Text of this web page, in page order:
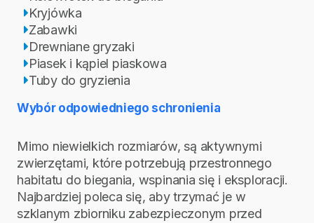
Kryjówka
Zabawki
Drewniane gryzaki
Piasek i kąpiel piaskowa
Tuby do gryzienia
Wybór odpowiedniego schronienia
Mimo niewielkich rozmiarów, są aktywnymi
zwierzętami, które potrzebują przestronnego
habitatu do biegania, wspinania się i eksploracji.
Najbardziej poleca się, aby trzymać je w
szklanym zbiorniku zabezpieczonym przed